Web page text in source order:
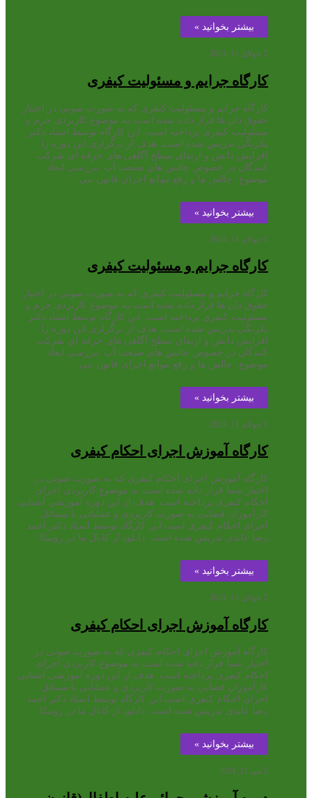
بیشتر بخوانید »
جولای 15, 2024
کارگاه جرایم و مسئولیت کیفری
کارگاه جرایم و مسئولیت کیفری که به صورت صوتی در اختیار
حقوق دان ها قرار داده شده است به موضوع کاربردی جرم و
مسئولیت کیفری پرداخته است. این کارگاه توسط استاد دکتر
یکرنگی تدریس شده است. هدف از برگزاری این دوره را
افزایش دانش و ارتقای سطح آگاهی های حرفه ای شرکت
کنندگان در خصوص چالش های صنعت آب ،بررسی ابعاد
موضوع، چالش ها و رفع موانع اجرای قانون می…
بیشتر بخوانید »
جولای 15, 2024
کارگاه جرایم و مسئولیت کیفری
کارگاه جرایم و مسئولیت کیفری که به صورت صوتی در اختیار
حقوق دان ها قرار داده شده است به موضوع کاربردی جرم و
مسئولیت کیفری پرداخته است. این کارگاه توسط استاد دکتر
یکرنگی تدریس شده است. هدف از برگزاری این دوره را
افزایش دانش و ارتقای سطح آگاهی های حرفه ای شرکت
کنندگان در خصوص چالش های صنعت آب ،بررسی ابعاد
موضوع، چالش ها و رفع موانع اجرای قانون می…
بیشتر بخوانید »
جولای 15, 2024
کارگاه آموزش اجرای احکام کیفری
کارگاه آموزش اجرای احکام کیفری که به صورت صوتی در
اختیار شما قرار داده شده است به موضوع کاربردی اجرای
احکام کیفری پرداخته است. هدف از این دوره آموزشی آشنایی
کارآموزان قضایی به صورت کاربردی و عملیاتی با مسائل
اجرای احکام کیفری است این کارگاه توسط استاد دکتر احمد
رضا عابدی تدریس شده است. دانلود از کانال ما در روبیکا
بیشتر بخوانید »
جولای 15, 2024
کارگاه آموزش اجرای احکام کیفری
کارگاه آموزش اجرای احکام کیفری که به صورت صوتی در
اختیار شما قرار داده شده است به موضوع کاربردی اجرای
احکام کیفری پرداخته است. هدف از این دوره آموزشی آشنایی
کارآموزان قضایی به صورت کاربردی و عملیاتی با مسائل
اجرای احکام کیفری است این کارگاه توسط استاد دکتر احمد
رضا عابدی تدریس شده است. دانلود از کانال ما در روبیکا
بیشتر بخوانید »
می 21, 2024